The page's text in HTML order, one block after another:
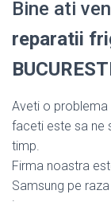
Bine ati
reparatii
Aveti o problema
faceti este sa ne
timp.
Firma noastra
Samsung pe